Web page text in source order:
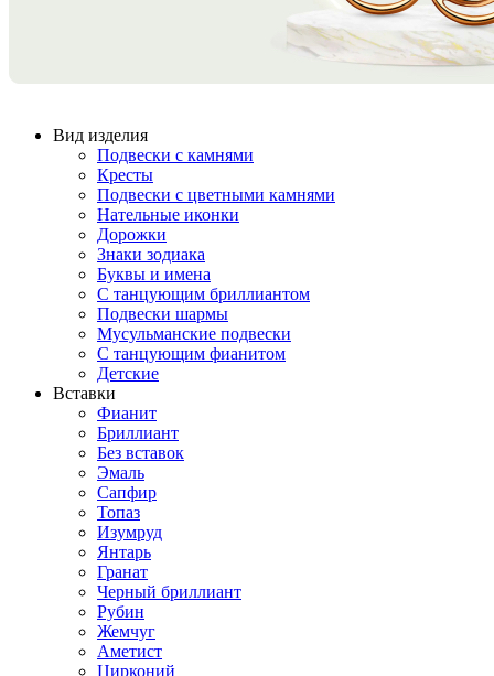
Вид изделия
Подвески с камнями
Кресты
Подвески с цветными камнями
Нательные иконки
Дорожки
Знаки зодиака
Буквы и имена
С танцующим бриллиантом
Подвески шармы
Мусульманские подвески
С танцующим фианитом
Детские
Вставки
Фианит
Бриллиант
Без вставок
Эмаль
Сапфир
Топаз
Изумруд
Янтарь
Гранат
Черный бриллиант
Рубин
Жемчуг
Аметист
Цирконий